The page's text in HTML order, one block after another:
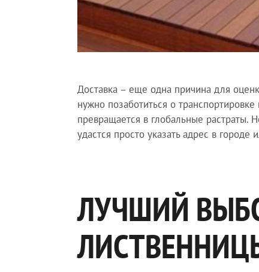
Доставка – еще одна причина для
нужно позаботиться о
превращается в глобальные растраты.
удастся просто указать адрес в
ЛУЧШИЙ